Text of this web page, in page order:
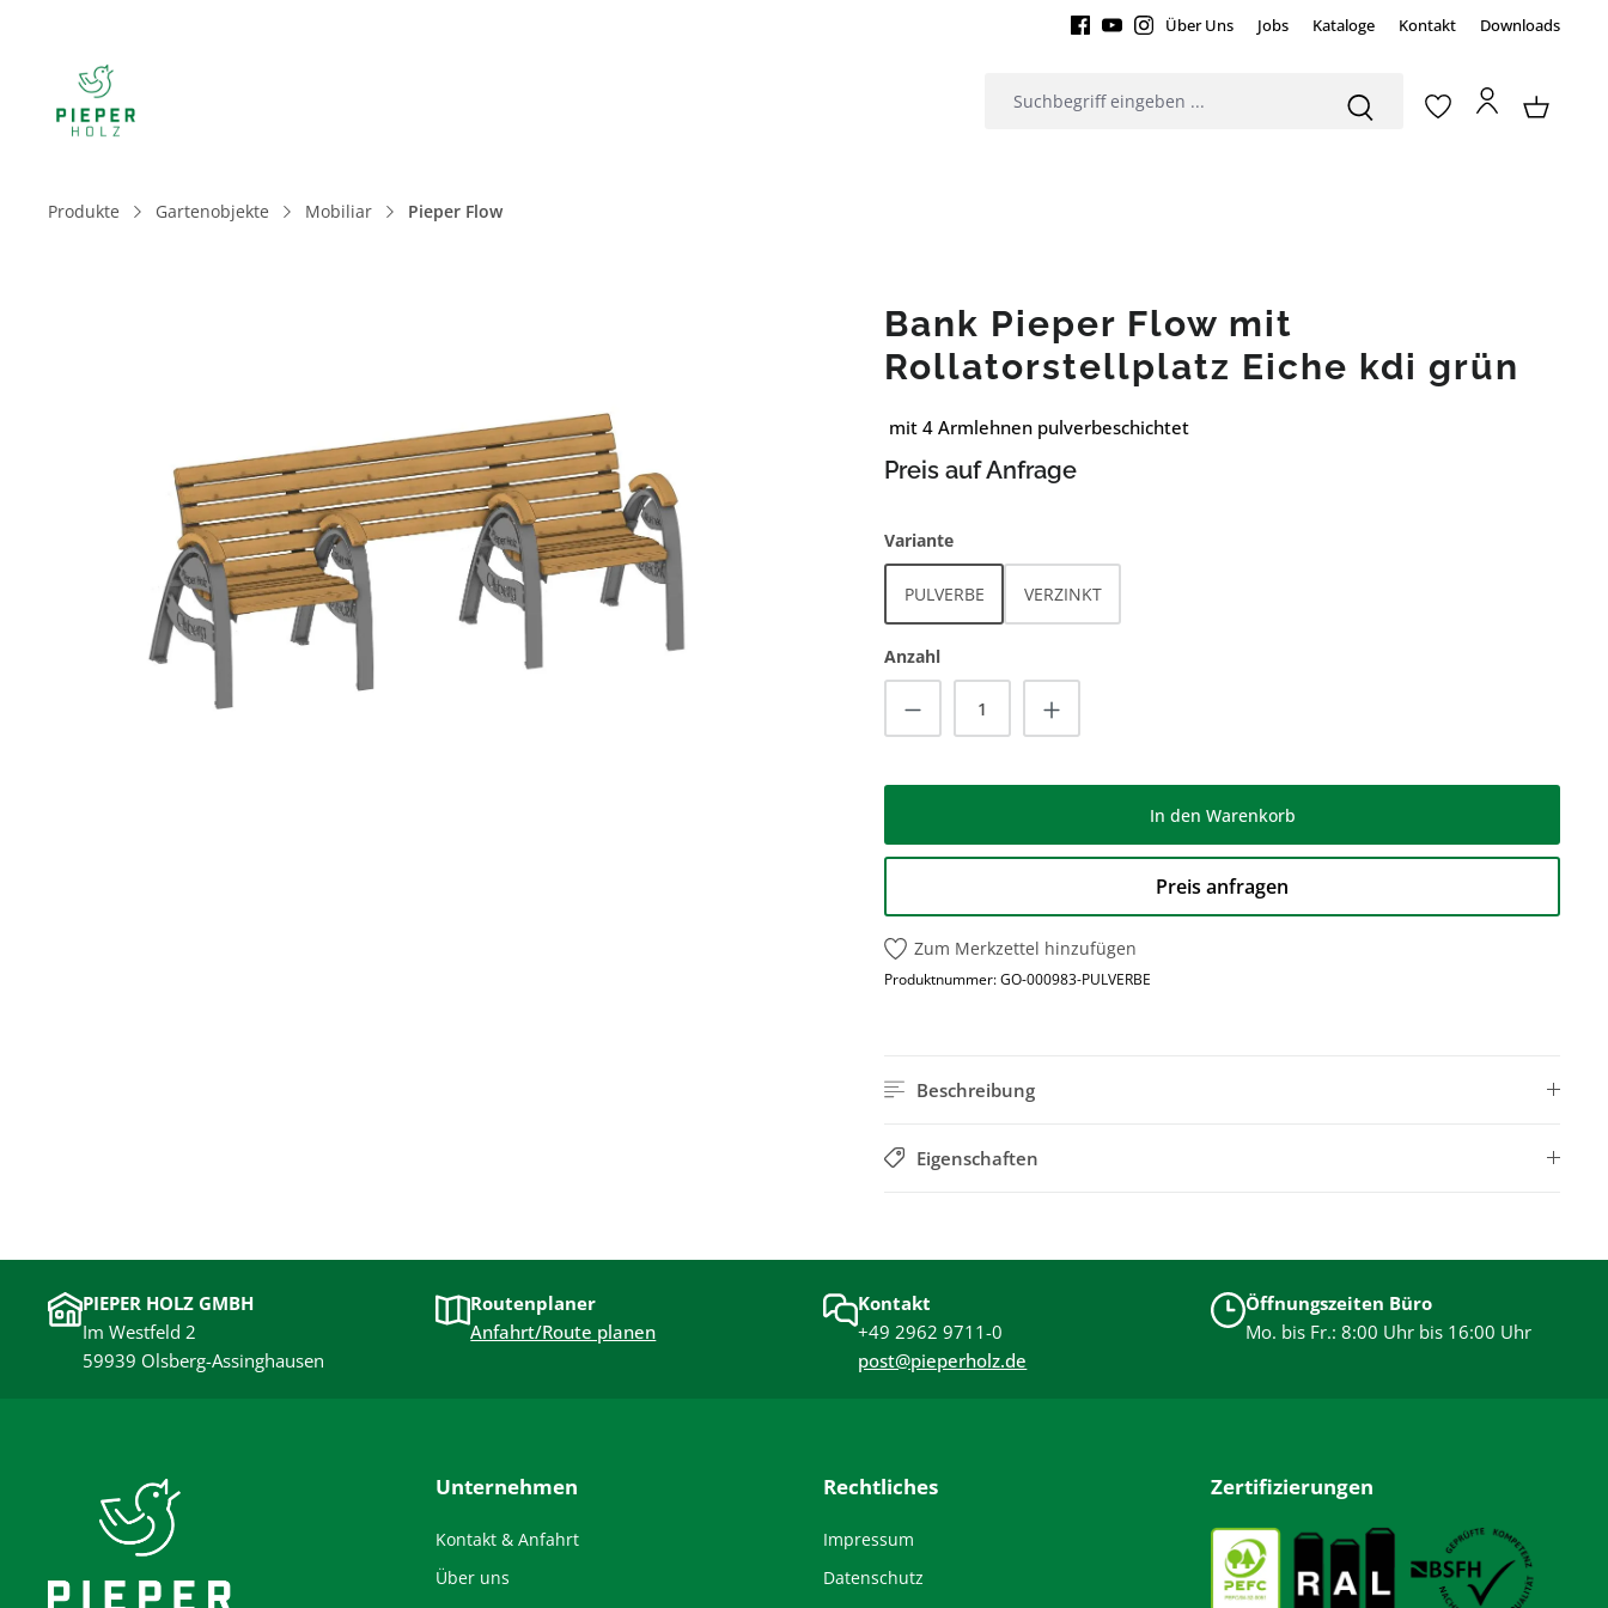
Über Uns Jobs Kataloge Kontakt Downloads
Produkte Gartenobjekte Mobiliar Pieper Flow
Bank Pieper Flow mit
Rollatorstellplatz Eiche kdi grün
mit 4 Armlehnen pulverbeschichtet
Preis auf Anfrage
Varianteauswählen
PULVERBE VERZINKT
Anzahl
Produkt Anzahl: Gib den gewünschten Wert ein
In den Warenkorb
Preis anfragen
Zum Merkzettel hinzufügen
Produktnummer:GO-000983-PULVERBE
Beschreibung
Eigenschaften
PIEPER HOLZ GMBH
Im Westfeld 2
59939 Olsberg-Assinghausen
Routenplaner
Anfahrt/Route planen
Kontakt
+49 2962 9711-0
post@pieperholz.de
Öffnungszeiten Büro
Mo. bis Fr.: 8:00 Uhr bis 16:00 Uhr
Unternehmen
Kontakt & Anfahrt
Über uns
Rechtliches
Impressum
Datenschutz
Zertifizierungen